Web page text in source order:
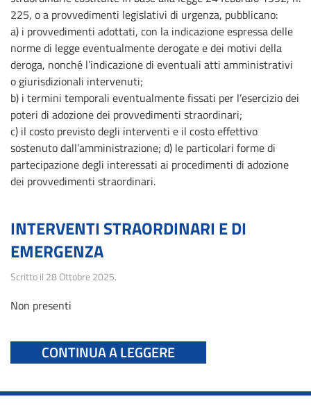
225, o a provvedimenti legislativi di urgenza, pubblicano:
a) i provvedimenti adottati, con la indicazione espressa delle
norme di legge eventualmente derogate e dei motivi della
deroga, nonché l’indicazione di eventuali atti amministrativi
o giurisdizionali intervenuti;
b) i termini temporali eventualmente fissati per l’esercizio dei
poteri di adozione dei provvedimenti straordinari;
c) il costo previsto degli interventi e il costo effettivo
sostenuto dall’amministrazione; d) le particolari forme di
partecipazione degli interessati ai procedimenti di adozione
dei provvedimenti straordinari.
INTERVENTI STRAORDINARI E DI
EMERGENZA
Scritto il 28 Ottobre 2025.
Non presenti
CONTINUA A LEGGERE